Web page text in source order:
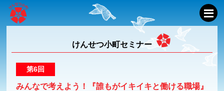
けんせつ小町セミナー
第6回
みんなで考えよう！『誰もがイキイキと働ける職場』